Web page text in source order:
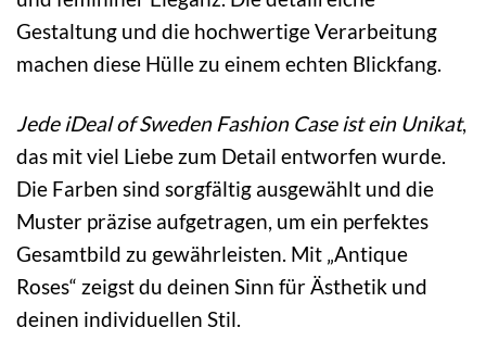
Gestaltung und die hochwertige Verarbeitung
machen diese Hülle zu einem echten Blickfang.
Jede iDeal of Sweden Fashion Case ist ein Unikat,
das mit viel Liebe zum Detail entworfen wurde.
Die Farben sind sorgfältig ausgewählt und die
Muster präzise aufgetragen, um ein perfektes
Gesamtbild zu gewährleisten. Mit „Antique
Roses“ zeigst du deinen Sinn für Ästhetik und
deinen individuellen Stil.